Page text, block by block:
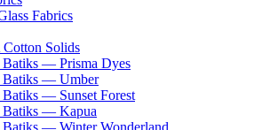
Fabrics
Solids
Batiks — Prisma Dyes
Batiks — Umber
Batiks — Sunset Forest
Batiks — Kapua
Batiks — Winter Wonderland